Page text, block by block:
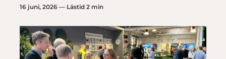
16 juni, 2026 — Lästid 2 min